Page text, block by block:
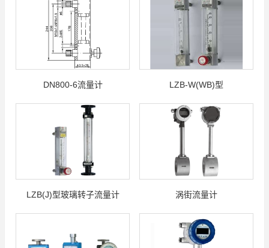
DN800-6流量计 LZB-W(WB)型
LZB(J)型玻璃转子流量计 涡街流量计